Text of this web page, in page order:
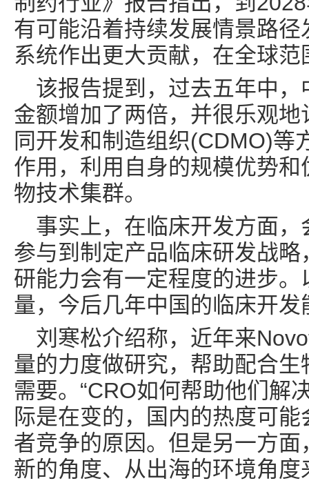
有可能沿着持续发展情景路
系统作出更大贡献，在全球
该报告提到，过去五年中
金额增加了两倍，并很乐观
同开发和制造组织(CDMO)等
作用，利用自身的规模优势
物技术集群。
事实上，在临床开发方面
参与到制定产品临床研发战
研能力会有一定程度的进步
量，今后几年中国的临床开
刘寒松介绍称，近年来
量的力度做研究，帮助配合
需要。“CRO如何帮助他们解
际是在变的，国内的热度可
者竞争的原因。但是另一方
新的角度、从出海的环境角度